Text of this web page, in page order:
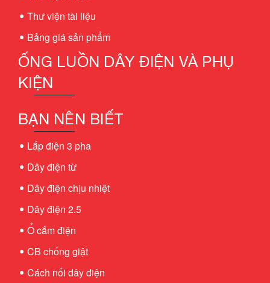
Thư viện tài liệu
Bảng giá sản phẩm
ỐNG LUỒN DÂY ĐIỆN VÀ PHỤ
KIỆN
BẠN NÊN BIẾT
Lắp điện 3 pha
Dây điện từ
Dây điện chịu nhiệt
Dây điện 2.5
Ổ cắm điện
CB chống giật
Cách nối dây điện